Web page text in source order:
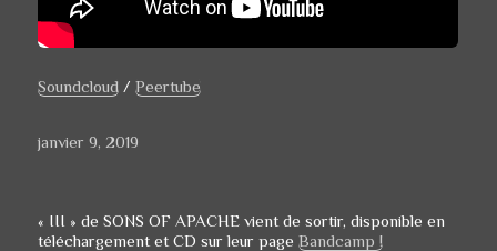
Soundcloud /Peertube
Publié
janvier 9, 2019
« III » deSONS OF APACHE vient de sortir, disponible en
téléchargement et CD sur leur pageBandcamp !